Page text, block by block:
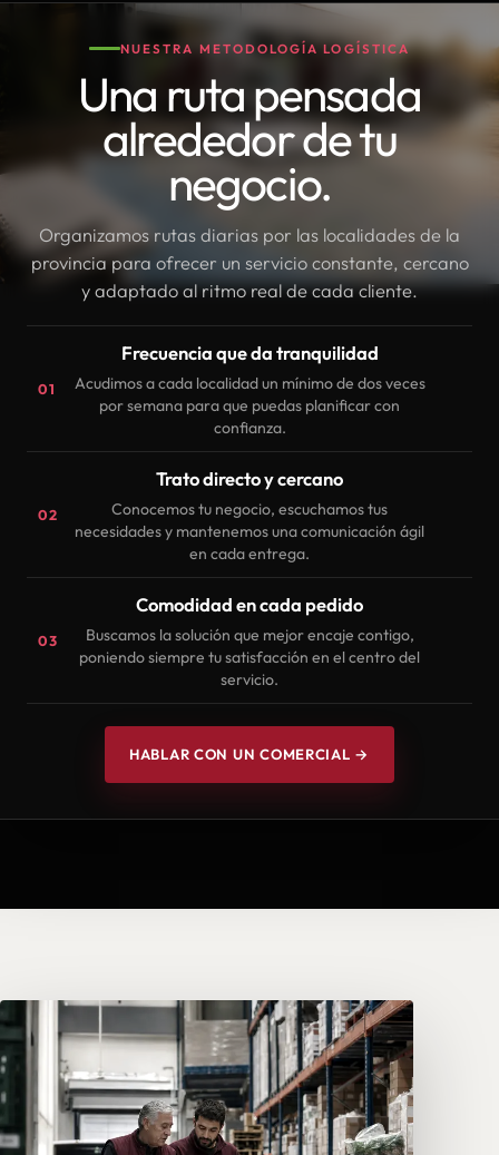
NUESTRA METODOLOGÍA LOGÍSTICA
Una ruta pensada
alrededor de tu
negocio.
Organizamos rutas diarias por las localidades de la
provincia para ofrecer un servicio constante, cercano
y adaptado al ritmo real de cada cliente.
01
Frecuencia que da tranquilidad
Acudimos a cada localidad un mínimo de dos veces
por semana para que puedas planificar con
confianza.
02
Trato directo y cercano
Conocemos tu negocio, escuchamos tus
necesidades y mantenemos una comunicación ágil
en cada entrega.
03
Comodidad en cada pedido
Buscamos la solución que mejor encaje contigo,
poniendo siempre tu satisfacción en el centro del
servicio.
HABLAR CON UN COMERCIAL →